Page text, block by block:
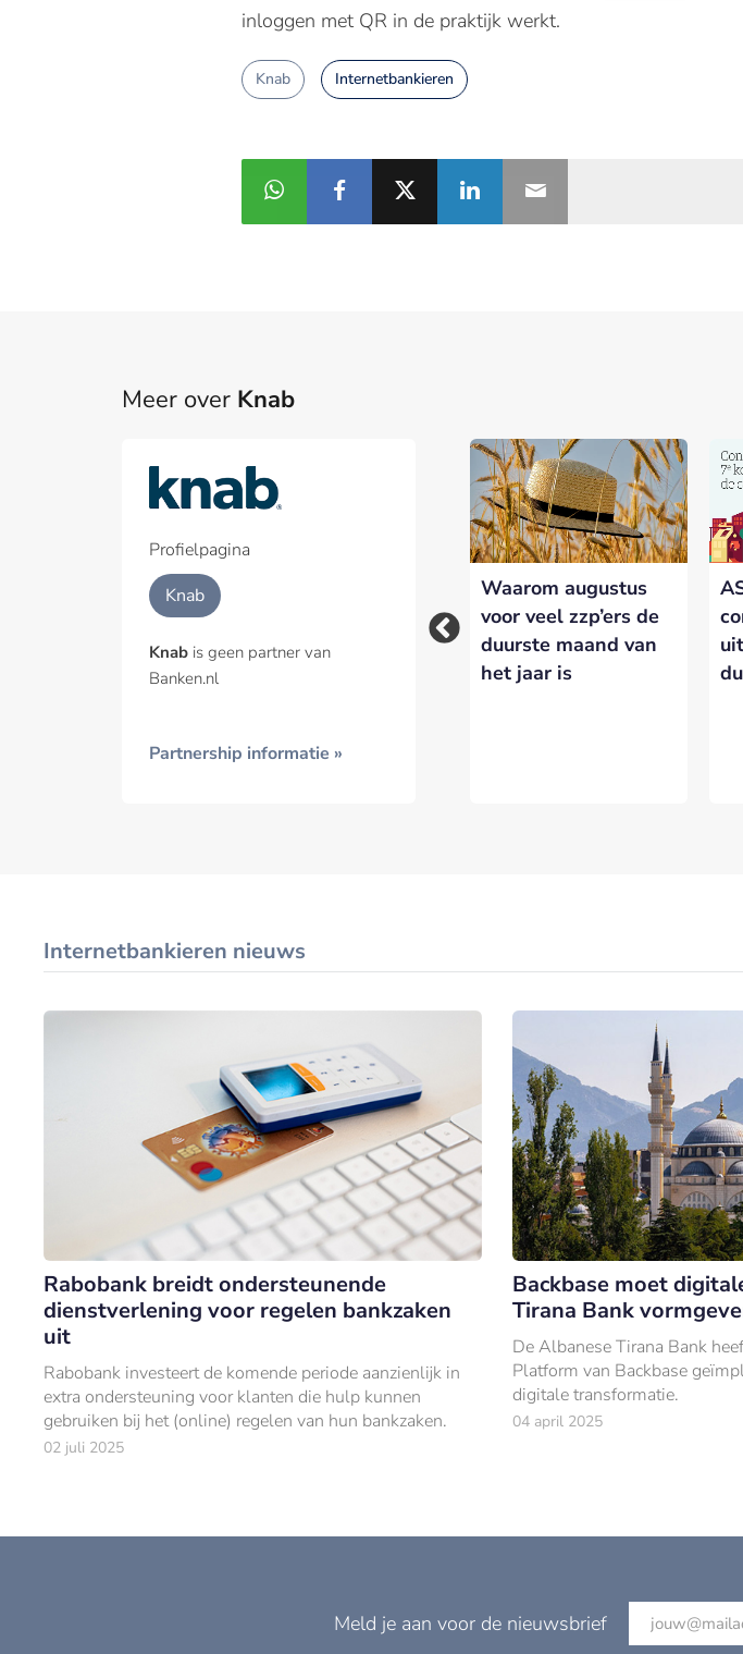
inloggen met QR in de praktijk werkt.
Knab Internetbankieren
Meer over Knab
Profielpagina
Knab
Knab is geen partner van
Banken.nl
Partnership informatie »
Partnerships bij Banken.nl
Een partnership met Banken.nl biedt
het platform voor de Nederlandse
Geïnteresseerd in meer informatie?
positie tijdelijk in
Klokke kondigt
Waarom augustus
voor veel zzp’ers de
duurste maand van
het jaar is
Internetbankieren nieuws
Rabobank breidt ondersteunende
dienstverlening voor regelen bankzaken
uit
Rabobank investeert de komende periode aanzienlijk in
extra ondersteuning voor klanten die hulp kunnen
gebruiken bij het (online) regelen van hun bankzaken.
02 juli 2025
Backbase moet
Tirana Bank
De Albanese Tirana Bank
Platform van Backbase
digitale transformatie.
04 april 2025
Meld je aan voor de nieuwsbrief